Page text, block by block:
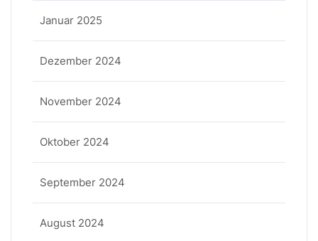
Januar 2025
Dezember 2024
November 2024
Oktober 2024
September 2024
August 2024